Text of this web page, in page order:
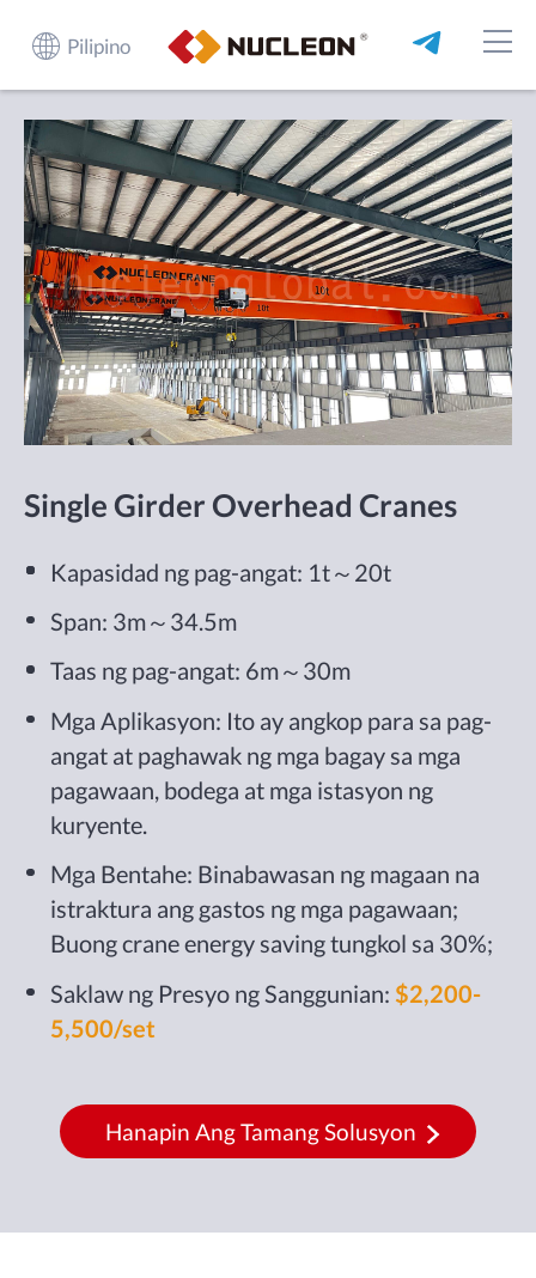
Pilipino
Single Girder Overhead Cranes
Kapasidad ng pag-angat: 1t～20t
Span: 3m～34.5m
Taas ng pag-angat: 6m～30m
Mga Aplikasyon: Ito ay angkop para sa pag-
angat at paghawak ng mga bagay sa mga
pagawaan, bodega at mga istasyon ng
kuryente.
Mga Bentahe: Binabawasan ng magaan na
istraktura ang gastos ng mga pagawaan;
Buong crane energy saving tungkol sa 30%;
Saklaw ng Presyo ng Sanggunian: $2,200-
5,500/set
Hanapin Ang Tamang Solusyon